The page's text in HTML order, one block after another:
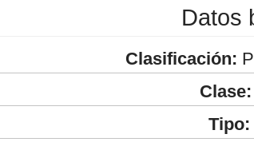
Datos
Clasificación:
Clase:
Tipo: